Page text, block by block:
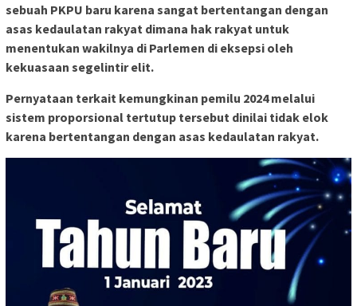
sebuah PKPU baru karena sangat bertentangan dengan
asas kedaulatan rakyat dimana hak rakyat untuk
menentukan wakilnya di Parlemen di eksepsi oleh
kekuasaan segelintir elit.
Pernyataan terkait kemungkinan pemilu 2024 melalui
sistem proporsional tertutup tersebut dinilai tidak elok
karena bertentangan dengan asas kedaulatan rakyat.